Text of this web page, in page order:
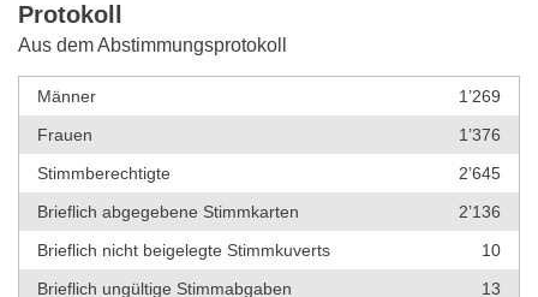
Protokoll
Aus dem Abstimmungsprotokoll
Männer
1’269
Frauen
1’376
Stimmberechtigte
2’645
Brieflich abgegebene Stimmkarten
2’136
Brieflich nicht beigelegte Stimmkuverts
10
Brieflich ungültige Stimmabgaben
13